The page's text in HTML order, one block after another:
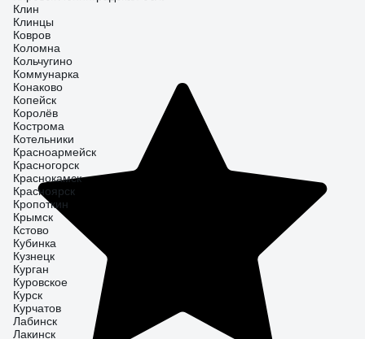
Клин
Клинцы
Ковров
Коломна
Кольчугино
Коммунарка
Конаково
Копейск
Королёв
Кострома
Котельники
Красноармейск
Красногорск
Краснокамск
Красноярск
Кропоткин
Крымск
Кстово
Кубинка
Кузнецк
Курган
Куровское
Курск
Курчатов
Лабинск
Лакинск